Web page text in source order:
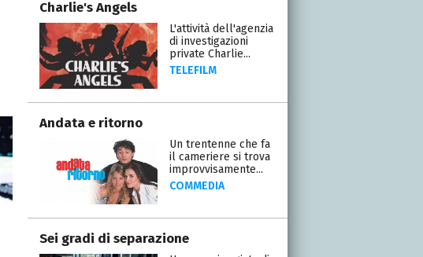
Charlie's Angels
L'attività dell'agenzia
di investigazioni
private Charlie...
TELEFILM
Andata e ritorno
Un trentenne che fa
il cameriere si trova
improvvisamente...
COMMEDIA
Sei gradi di separazione